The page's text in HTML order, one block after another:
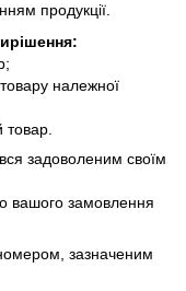
продукції.
належної
товар.
задоволеним своїм
вашого замовлення
зазначеним